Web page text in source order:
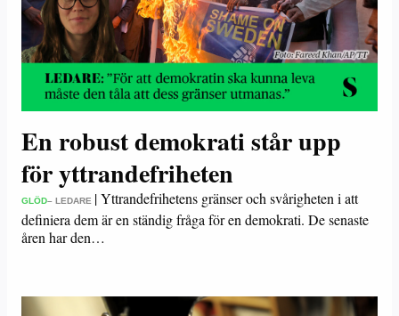
En robust demokrati står upp
för yttrandefriheten
GLÖD– LEDARE |Yttrandefrihetens gränser och svårigheten i att
definiera dem är en ständig fråga för en demokrati. De senaste
åren har den…